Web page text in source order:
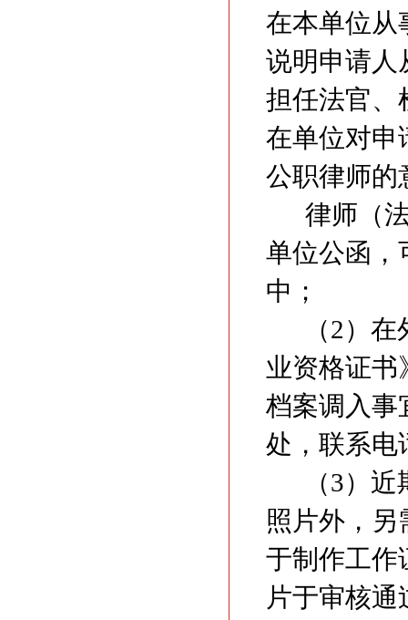
在本单位从
说明申请人
担任法官、
在单位对申
公职律师的
律师（
单位公函，
中；
（2）
业资格证书
档案调入事
处，联系电
（3）
照片外，另
于制作工作
片于审核